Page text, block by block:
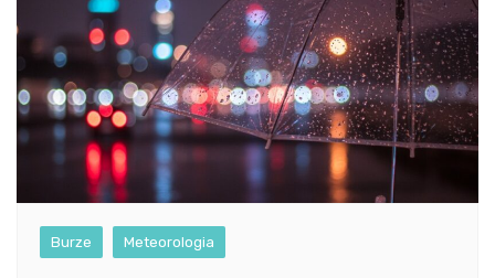
Burze Meteorologia